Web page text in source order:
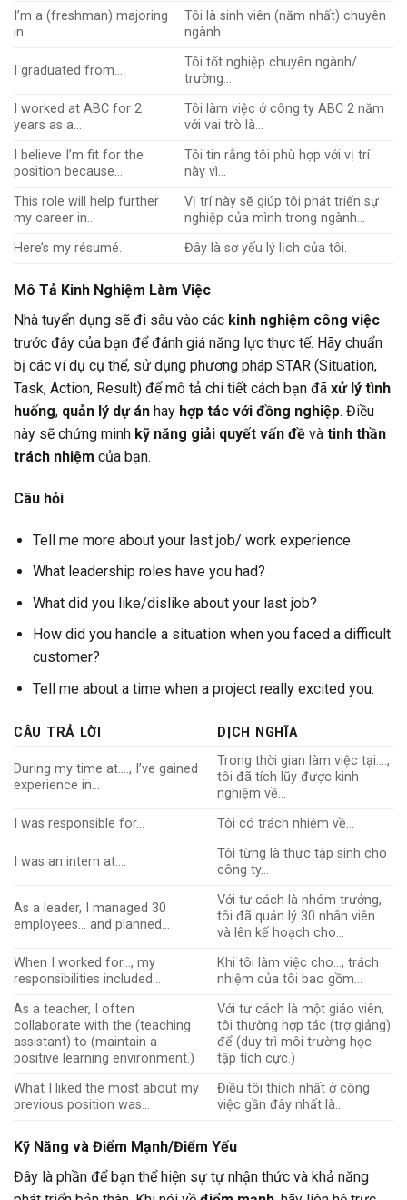
I’m a (freshman) majoring
in…
Tôi là sinh viên (năm nhất) chuyên
ngành….
I graduated from…
Tôi tốt nghiệp chuyên ngành/
trường…
I worked at ABC for 2
years as a…
Tôi làm việc ở công ty ABC 2 năm
với vai trò là…
I believe I’m fit for the
position because…
Tôi tin rằng tôi phù hợp với vị trí
này vì…
This role will help further
my career in…
Vị trí này sẽ giúp tôi phát triển sự
nghiệp của mình trong ngành…
Here’s my résumé.
Đây là sơ yếu lý lịch của tôi.
Mô Tả Kinh Nghiệm Làm Việc
Nhà tuyển dụng sẽ đi sâu vào các kinh nghiệm công việc
trước đây của bạn để đánh giá năng lực thực tế. Hãy chuẩn
bị các ví dụ cụ thể, sử dụng phương pháp STAR (Situation,
Task, Action, Result) để mô tả chi tiết cách bạn đã xử lý tình
huống, quản lý dự án hay hợp tác với đồng nghiệp. Điều
này sẽ chứng minh kỹ năng giải quyết vấn đề và tinh thần
trách nhiệm của bạn.
Câu hỏi
Tell me more about your last job/ work experience.
What leadership roles have you had?
What did you like/dislike about your last job?
How did you handle a situation when you faced a difficult
customer?
Tell me about a time when a project really excited you.
CÂU TRẢ LỜI DỊCH NGHĨA
During my time at…., I’ve gained
experience in…
Trong thời gian làm việc tại….,
tôi đã tích lũy được kinh
nghiệm về…
I was responsible for…
Tôi có trách nhiệm về…
I was an intern at….
Tôi từng là thực tập sinh cho
công ty…
As a leader, I managed 30
employees… and planned…
Với tư cách là nhóm trưởng,
tôi đã quản lý 30 nhân viên…
và lên kế hoạch cho…
When I worked for…, my
responsibilities included…
Khi tôi làm việc cho…, trách
nhiệm của tôi bao gồm…
As a teacher, I often
collaborate with the (teaching
assistant) to (maintain a
positive learning environment.)
Với tư cách là một giáo viên,
tôi thường hợp tác (trợ giảng)
để (duy trì môi trường học
tập tích cực.)
What I liked the most about my
previous position was…
Điều tôi thích nhất ở công
việc gần đây nhất là…
Kỹ Năng và Điểm Mạnh/Điểm Yếu
Đây là phần để bạn thể hiện sự tự nhận thức và khả năng